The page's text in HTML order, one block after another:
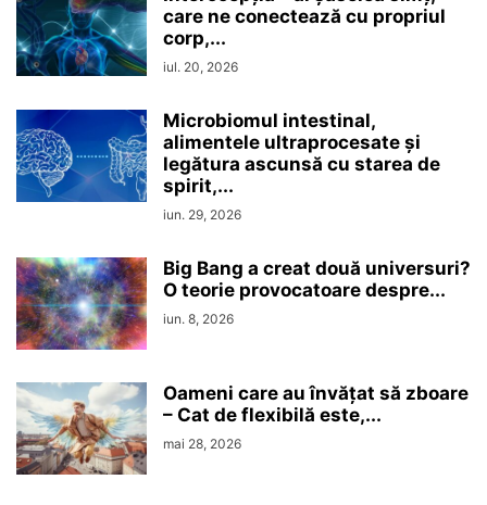
care ne conectează cu propriul
corp,...
iul. 20, 2026
Microbiomul intestinal,
alimentele ultraprocesate şi
legătura ascunsă cu starea de
spirit,...
iun. 29, 2026
Big Bang a creat două universuri?
O teorie provocatoare despre...
iun. 8, 2026
Oameni care au învățat să zboare
– Cat de flexibilă este,...
mai 28, 2026